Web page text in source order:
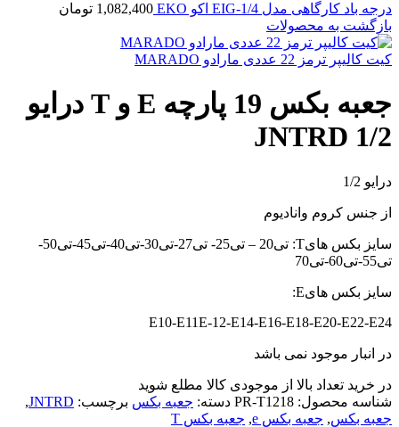
درجه باد کارگاهی مدل EIG-1/4 اکو EKO 1,082,400 تومان
بازگشت به محصولات
کیت کالیپر ترمز 22 عددی مارادو MARADO
جعبه بکس 19 پارچه E و T درایو
1/2 JNTRD
درایو 1/2
از جنس کروم وانادیوم
سایز بکس هایT: تی20 – تی25- تی27-تی30-تی40-تی45-تی50-
تی55-تی60-تی70
سایز بکس هایE:
E10-E11E-12-E14-E16-E18-E20-E22-E24
در انبار موجود نمی باشد
در خرید تعداد بالا از موجودی کالا مطلع شوید
شناسه محصول: PR-T1218 دسته: جعبه بکس برچسب: JNTRD
,
جعبه بکس, جعبه بکس e , جعبه بکس T